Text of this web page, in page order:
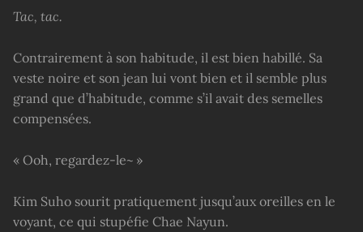
Tac, tac.
Contrairement à son habitude, il est bien habillé. Sa
veste noire et son jean lui vont bien et il semble plus
grand que d’habitude, comme s’il avait des semelles
compensées.
« Ooh, regardez-le~ »
Kim Suho sourit pratiquement jusqu’aux oreilles en le
voyant, ce qui stupéfie Chae Nayun.